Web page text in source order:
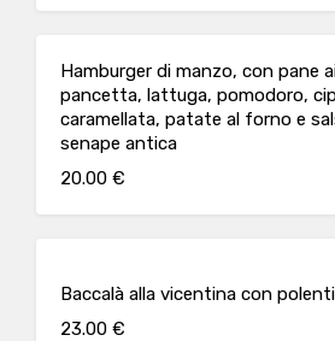
Hamburger di manzo, con pane
pancetta, lattuga, pomodoro,
caramellata, patate al forno e
senape antica
20.00 €
Baccalà alla vicentina con
23.00 €